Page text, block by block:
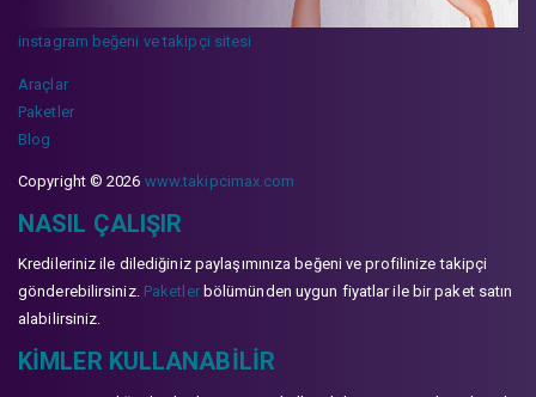
instagram beğeni ve takipçi sitesi
Araçlar
Paketler
Blog
Copyright © 2026 www.takipcimax.com
NASIL ÇALIŞIR
Kredileriniz ile dilediğiniz paylaşımınıza beğeni ve profilinize takipçi
gönderebilirsiniz. Paketlerbölümünden uygun fiyatlar ile bir paket satın
alabilirsiniz.
KIMLER KULLANABILIR